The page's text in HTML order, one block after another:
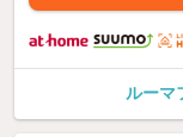
ルーマ